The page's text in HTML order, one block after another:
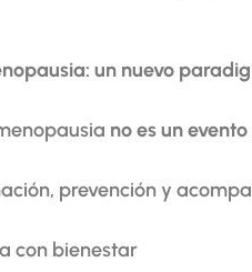
un nuevo
no es un
prevención y
con bienestar